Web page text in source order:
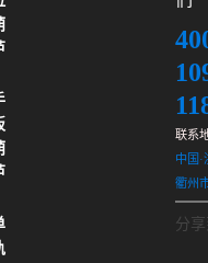
联系
中国·
衢州
分享